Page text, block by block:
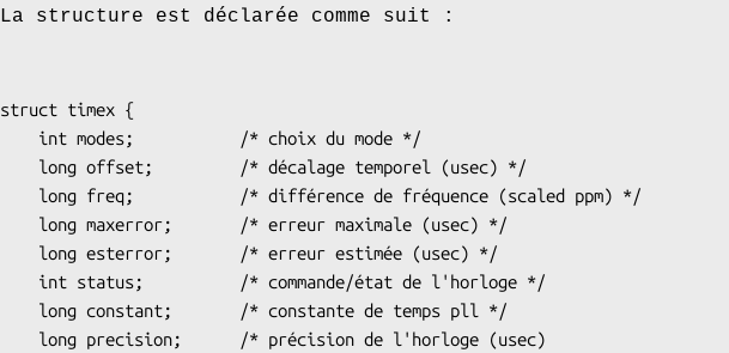
La structure est déclarée comme suit :
struct timex {